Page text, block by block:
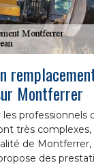
Montferrer
professionnels
très
de Montferrer,
des